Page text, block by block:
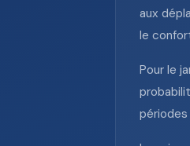
aux
le
Pour le